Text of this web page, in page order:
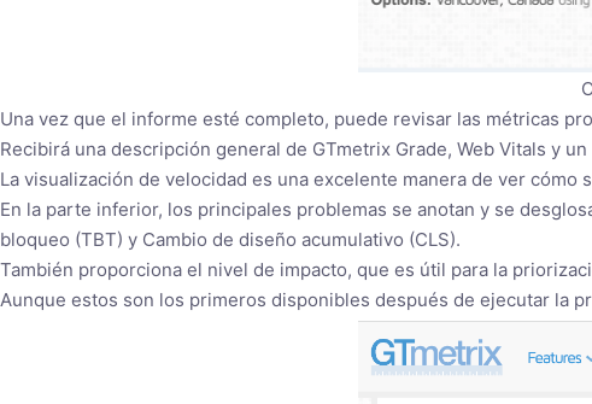
Una vez que el informe esté completo, puede revisar las métricas
Recibirá una descripción general de GTmetrix Grade, Web Vitals y
La visualización de velocidad es una excelente manera de ver
En la parte inferior, los principales problemas se anotan y se
bloqueo (TBT) y Cambio de diseño acumulativo (CLS).
También proporciona el nivel de impacto, que es útil para la
Aunque estos son los primeros disponibles después de ejecutar la